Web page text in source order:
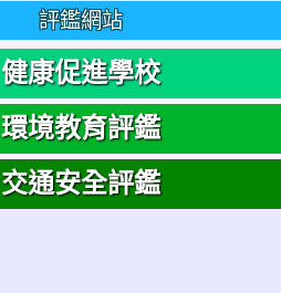
評鑑網站
健康促進學校
環境教育評鑑
交通安全評鑑